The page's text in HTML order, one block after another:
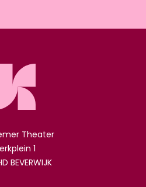
Theater
1
BEVERWIJK